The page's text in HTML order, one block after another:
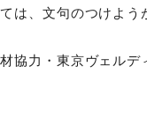
は、文句のつけよう
協力・東京ヴェルデ